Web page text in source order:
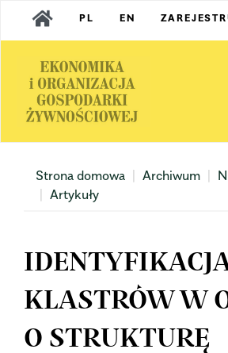
Main
Navigation
Content
Sidebar
PL EN
Strona domowa Archiwum
Artykuły
KLASTRÓW W
O STRUKTURĘ